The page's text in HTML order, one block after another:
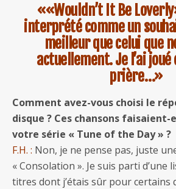
««Wouldn’t It Be
interprété comme un
meilleur que celui que
actuellement. Je l’ai joué
prière…»
Comment avez-vous choisi le
disque ? Ces chansons
votre série « Tune of the Day » ?
F.H. : Non, je ne pense pas, juste
« Consolation ». Je suis parti d’une
titres dont j’étais sûr pour certains